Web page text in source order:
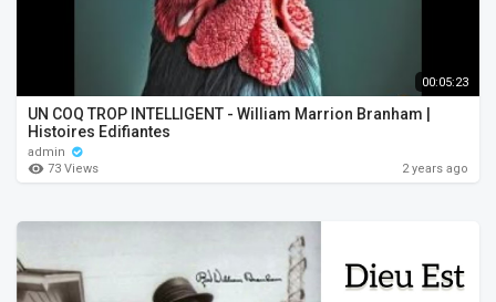
00:05:23
UN COQ TROP INTELLIGENT - William Marrion Branham |
Histoires Edifiantes
admin
73 Views
2 years ago